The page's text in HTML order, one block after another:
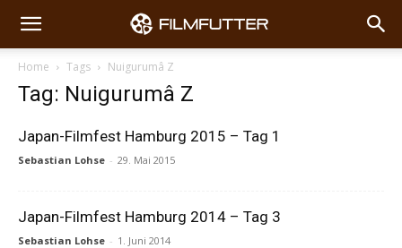
Home Tags Nuigurumâ Z
Tag: Nuigurumâ Z
Japan-Filmfest Hamburg 2015 – Tag 1
Sebastian Lohse - 29. Mai 2015
Japan-Filmfest Hamburg 2014 – Tag 3
Sebastian Lohse - 1. Juni 2014